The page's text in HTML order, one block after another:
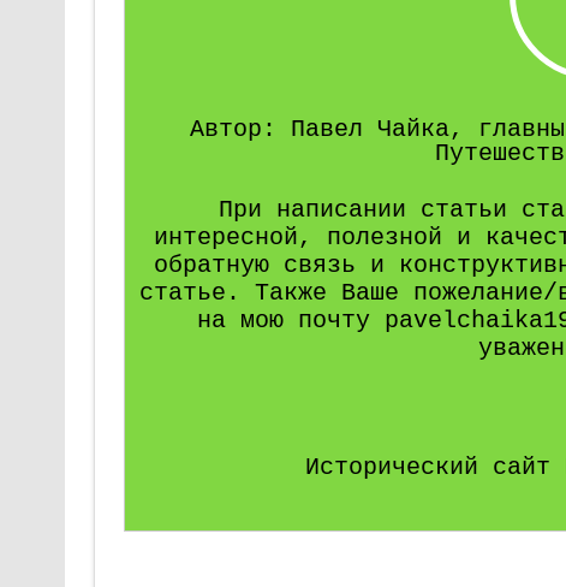
Автор: Павел Чайка,
При написании статьи
интересной, полезной и
обратную связь и
статье. Также Ваше пожелание/
на мою почту
Исторический